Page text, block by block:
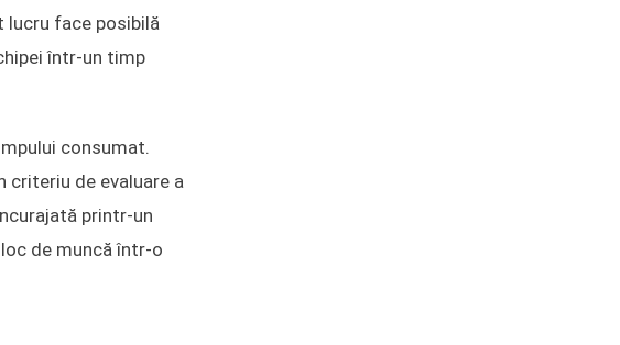
face posibilă
într-un timp
consumat.
criteriu de evaluare a
printr-un
de muncă într-o